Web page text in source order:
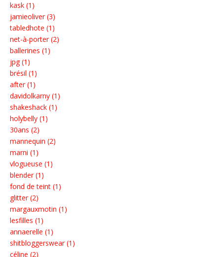
kask (1)
jamieoliver (3)
tabledhote (1)
net-à-porter (2)
ballerines (1)
jpg (1)
brésil (1)
after (1)
davidolkarny (1)
shakeshack (1)
holybelly (1)
30ans (2)
mannequin (2)
marni (1)
vlogueuse (1)
blender (1)
fond de teint (1)
glitter (2)
margauxmotin (1)
lesfilles (1)
annaerelle (1)
shitbloggerswear (1)
céline (2)